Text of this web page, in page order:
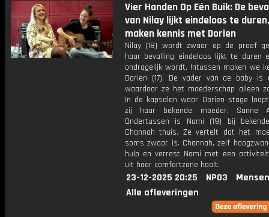
Vier Handen Op Eén Buik: De
van Nilay lijkt eindeloos te
maken kennis met Dorien
Nilay (18) wordt zwaar op de proef
haar bevalling eindeloos lijkt te duren
ondragelijk wordt. Intussen maken we
Dorien (17). De vader van de baby is
waardoor ze het moederschap alleen
In de kapsalon waar Dorien stage
zij haar bekende moeder, Sanne
Ondertussen is Nomi (19) bij
Channah thuis. Ze vertelt dat het
soms zwaar is. Channah, zelf
hulp en verrast Nomi met een
uit haar comfortzone haalt.
23-12-2025 20:25 NPO3
Alle afleveringen